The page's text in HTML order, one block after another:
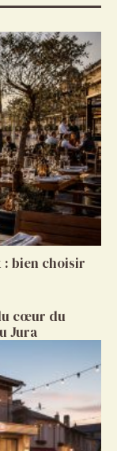
: bien choisir
cœur du
Jura